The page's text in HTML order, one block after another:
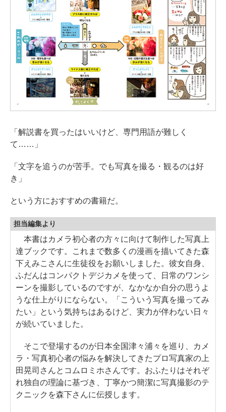
「解説書を買ったはいいけど、専門用語が難しく
て……」
「文字を追うのが苦手。でも写真を撮る・観るのは好
き」
という方におすすめの書籍だ。
担当編集より
本書はカメラ初心者の方々に向けて制作した写真上
達ブックです。これまで数多くの漫画を描いてきた森
下えみこさんに生徒役をお願いしました。彼女自身、
ふだんはコンパクトデジカメを使って、日常のワンシ
ーンを撮影しているのですが、なかなか自分の思うよ
うな仕上がりにならない。「こういう写真を撮ってみ
たい」という気持ちはあるけど、実力が伴わない日々
が続いていました。
そこで登場するのが日本全国津々浦々を巡り、カメ
ラ・写真初心者の悩みを解決してきたプロ写真家の上
田晃司さんとコムロミホさんです。おふたりはそれぞ
れ独自の理論に基づき、丁寧かつ簡潔に写真撮影のテ
クニックを森下さんに伝授します。